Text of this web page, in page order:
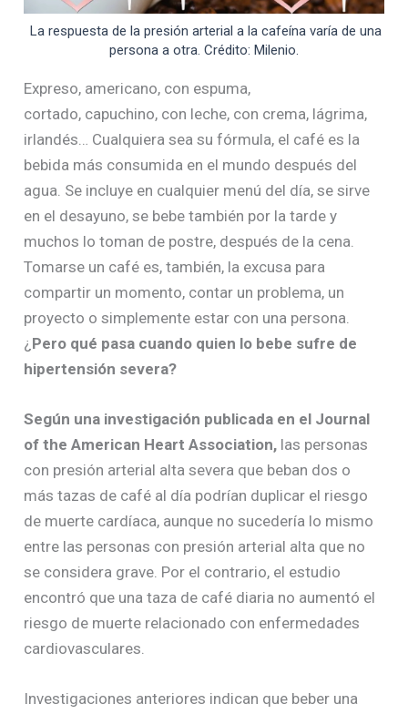
La respuesta de la presión arterial a la cafeína varía de una
persona a otra. Crédito: Milenio.
Expreso, americano, con espuma,
cortado, capuchino, con leche, con crema, lágrima,
irlandés… Cualquiera sea su fórmula, el café es la
bebida más consumida en el mundo después del
agua. Se incluye en cualquier menú del día, se sirve
en el desayuno, se bebe también por la tarde y
muchos lo toman de postre, después de la cena.
Tomarse un café es, también, la excusa para
compartir un momento, contar un problema, un
proyecto o simplemente estar con una persona.
¿ Pero qué pasa cuando quien lo bebe sufre de
hipertensión severa?
Según una investigación publicada en el Journal
of the American Heart Association, las personas
con presión arterial alta severa que beban dos o
más tazas de café al día podrían duplicar el riesgo
de muerte cardíaca, aunque no sucedería lo mismo
entre las personas con presión arterial alta que no
se considera grave. Por el contrario, el estudio
encontró que una taza de café diaria no aumentó el
riesgo de muerte relacionado con enfermedades
cardiovasculares.
Investigaciones anteriores indican que beber una